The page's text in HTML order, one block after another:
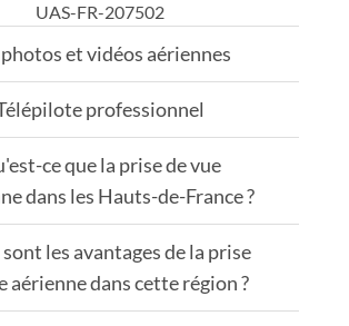
UAS-FR-207502
photos et vidéos aériennes
professionnel
ce que la prise de vue
dans les Hauts-de-France ?
les avantages de la prise
aérienne dans cette région ?